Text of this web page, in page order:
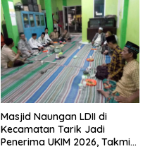
Masjid Naungan LDII di
Kecamatan Tarik Jadi
Penerima UKIM 2026, Takmir